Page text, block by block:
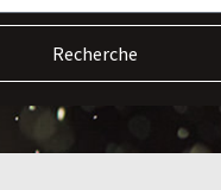
Recherche